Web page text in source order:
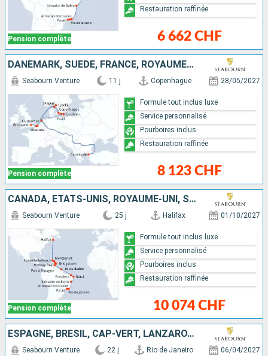
Pension complète 6 662 CHF
Restauration raffinée
DANEMARK, SUÈDE, FRANCE, ROYAUME-UNI, BELGIQUE, HONDURAS, TURQUIE
Pension complète
Seabourn Venture 11 j Copenhague 28/05/2027
8 123 CHF
Formule tout inclus luxe
Service personnalisé
Pourboires inclus
Restauration raffinée
CANADA, ÉTATS-UNIS, ROYAUME-UNI, SAINTE-LUCIE, BARBADE, TRINITÉ-ET-TOBAGO, FRANCE, BRÉSIL
Pension complète
Seabourn Venture 25 j Halifax 01/10/2027
10 074 CHF
Formule tout inclus luxe
Service personnalisé
Pourboires inclus
Restauration raffinée
ESPAGNE, BRÉSIL, CAP-VERT, LANZAROTE, MAROC, TENERIFE
Seabourn Venture 22 j Rio de Janeiro 06/04/2027